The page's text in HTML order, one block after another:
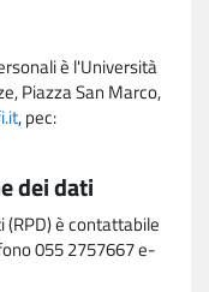
è l'Università
Piazza San Marco,
, pec:
dei dati
(RPD) è contattabile
055 2757667 e-